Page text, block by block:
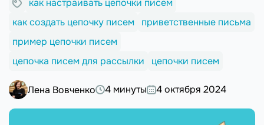
как настраивать цепочки писем
как создать цепочку писем
приветственные письма
пример цепочки писем
цепочка писем для рассылки
цепочки писем
Лена Вовченко 4 минуты 4 октября 2024